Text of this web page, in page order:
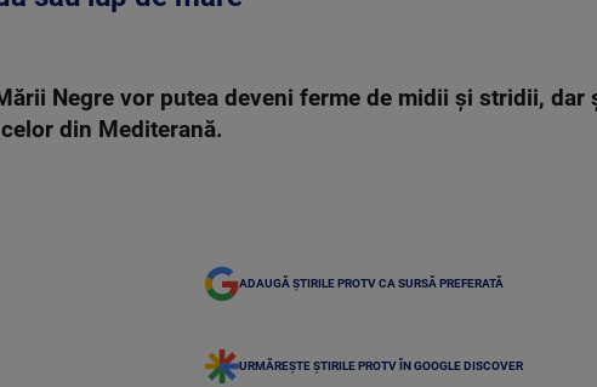
Negre vor putea deveni ferme de midii și stridii, dar
din Mediterană.
ADAUGĂ ȘTIRILE PROTV CA SURSĂ PREFERATĂ
URMĂREȘTE ȘTIRILE PROTV ÎN GOOGLE DISCOVER